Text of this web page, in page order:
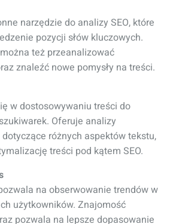
narzędzie do analizy SEO, które
pozycji słów kluczowych.
też przeanalizować
znaleźć nowe pomysły na treści.
w dostosowywaniu treści do
Oferuje analizy
różnych aspektów tekstu,
treści pod kątem SEO.
na obserwowanie trendów w
użytkowników. Znajomość
pozwala na lepsze dopasowanie